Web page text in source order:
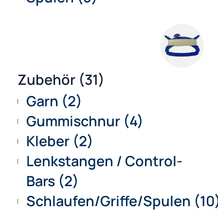
Climax Windersets (13)
Dyneema Leinen (6)
Dyneema Lenksets (3)
Dyneema Windersets
Mantel-/Waageschnur
Polyester Schnüre (5)
Spulen (5)